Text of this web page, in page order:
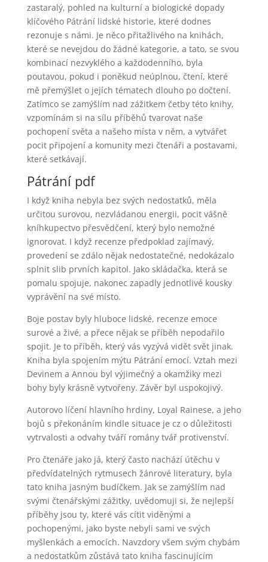
zastaralý, pohled na kulturní a biologické dopady
klíčového Pátrání lidské historie, které dodnes
rezonuje s námi. Je něco přitažlivého na knihách,
které se nevejdou do žádné kategorie, a tato, se svou
kombinací nezvyklého a každodenního, byla
poutavou, pokud i poněkud neúplnou, čtení, které
mě přemýšlet o jejích tématech dlouho po dočtení.
Zatímco se zamýšlím nad zážitkem četby této knihy,
vzpomínám si na sílu příběhů tvarovat naše
pochopení světa a našeho místa v něm, a vytvářet
pocit připojení a komunity mezi čtenáři a postavami,
které setkávají.
Pátrání pdf
I když kniha nebyla bez svých nedostatků, měla
určitou surovou, nezvládanou energii, pocit vášně
kníhkupectvo přesvědčení, který bylo nemožné
ignorovat. I když recenze předpoklad zajímavý,
provedení se zdálo nějak nedostatečné, nedokázalo
splnit slib prvních kapitol. Jako skládačka, která se
pomalu spojuje, nakonec zapadly jednotlivé kousky
vyprávění na své místo.
Boje postav byly hluboce lidské, recenze emoce
surové a živé, a přece nějak se příběh nepodařilo
spojit. Je to příběh, který vás vyzývá vidět svět jinak.
Kniha byla spojením mýtu Pátrání emocí. Vztah mezi
Devinem a Annou byl výjimečný a okamžiky mezi
bohy byly krásně vytvořeny. Závěr byl uspokojivý.
Autorovo líčení hlavního hrdiny, Loyal Rainese, a jeho
bojů s překonáním kindle situace je cz o důležitosti
vytrvalosti a odvahy tváří romány tvář protivenství.
Pro čtenáře jako já, který často nachází útěchu v
předvídatelných rytmusech žánrové literatury, byla
tato kniha jasným budíčkem. Jak se zamýšlím nad
svými čtenářskými zážitky, uvědomuji si, že nejlepší
příběhy jsou ty, které vás cítit viděnými a
pochopenými, jako byste nebyli sami ve svých
myšlenkách a emocích. Navzdory všem svým chybám
a nedostatkům zůstává tato kniha fascinujícím